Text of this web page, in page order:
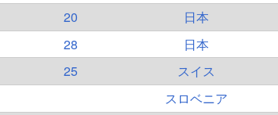
20 日本
28 日本
25
スイス
スロベニア